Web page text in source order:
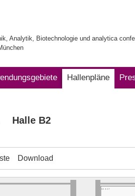
Analytik, Biotechnologie und analytica
Hallenpläne
Halle B2
Download
A3.527